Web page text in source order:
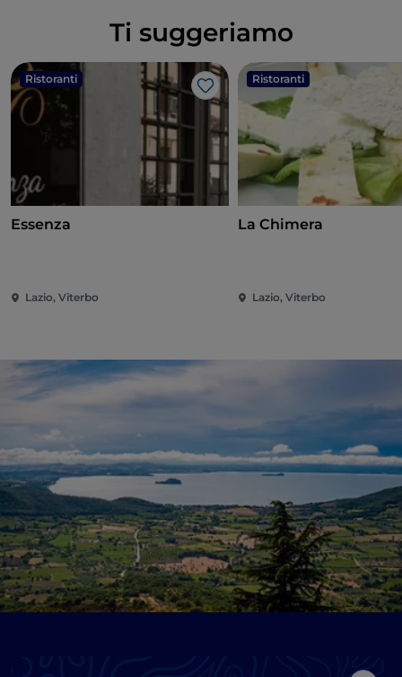
Ti suggeriamo
Ristoranti
Like
Essenza
Lazio, Viterbo
Ristoranti
La Chimera
Lazio, Viterbo